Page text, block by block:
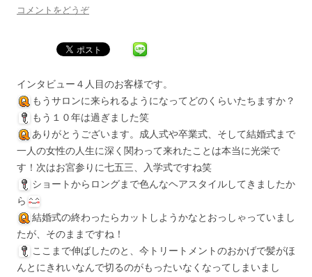
コメントをどうぞ
インタビュー４人目のお客様です。
もうサロンに来られるようになってどのくらいたちますか？
もう１０年は過ぎました笑
ありがとうございます。成人式や卒業式、そして結婚式まで
一人の女性の人生に深く関わって来れたことは本当に光栄で
す！次はお宮参りに七五三、入学式ですね笑
ショートからロングまで色んなヘアスタイルしてきましたか
ら
結婚式の終わったらカットしようかなとおっしゃっていまし
たが、そのままですね！
ここまで伸ばしたのと、今トリートメントのおかげで髪がほ
んとにきれいなんで切るのがもったいなくなってしまいまし